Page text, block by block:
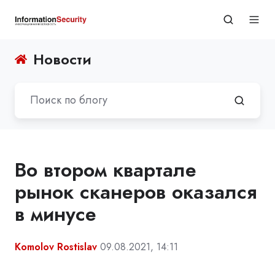
Новости
Во втором квартале
рынок сканеров оказался
в минусе
Komolov Rostislav 09.08.2021, 14:11